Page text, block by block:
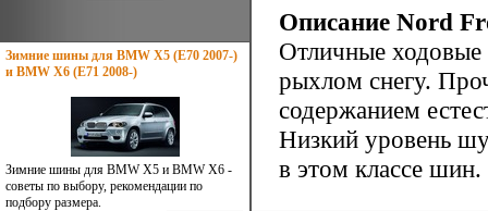
Зимние шины для BMW X5 (E70 2007-)
и BMW X6 (E71 2008-)
Зимние шины для BMW X5 и BMW X6 -
советы по выбору, рекомендации по
подбору размера.
Описание Nord
Отличные ходовые
рыхлом снегу.
содержанием
Низкий уровень
в этом классе шин.